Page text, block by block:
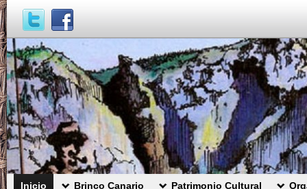
Inicio Brinco Canario Patrimonio Cultural